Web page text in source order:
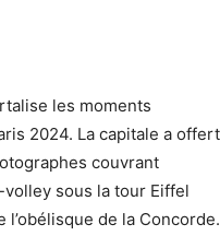
les moments
2024. La capitale a offert
couvrant
volley sous la tour Eiffel
de la Concorde.